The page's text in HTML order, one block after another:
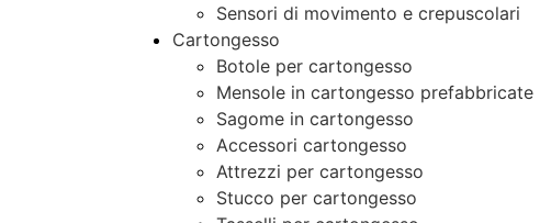
Sensori di movimento e crepuscolari
Cartongesso
Botole per cartongesso
Mensole in cartongesso prefabbricate
Sagome in cartongesso
Accessori cartongesso
Attrezzi per cartongesso
Stucco per cartongesso